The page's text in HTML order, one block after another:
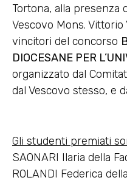
Tortona, alla presenza
Vescovo Mons.
vincitori del concorso
DIOCESANE PER
organizzato dal
dal Vescovo stesso, e
Gli studenti premiati
SAONARI Ilaria della
ROLANDI Federica